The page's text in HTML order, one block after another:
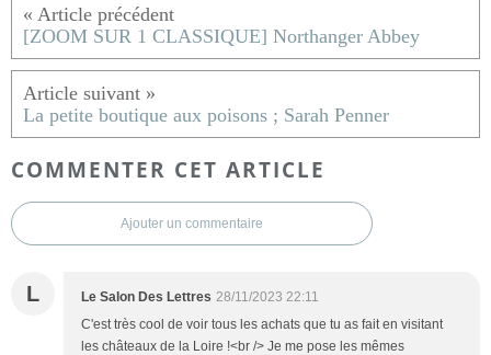
[ZOOM SUR 1 CLASSIQUE] Northanger Abbey
La petite boutique aux poisons ; Sarah Penner
COMMENTER CET ARTICLE
Ajouter un commentaire
L Le Salon Des Lettres 28/11/2023 22:11
C'est très cool de voir tous les achats que tu as fait en visitant
les châteaux de la Loire !<br /> Je me pose les mêmes